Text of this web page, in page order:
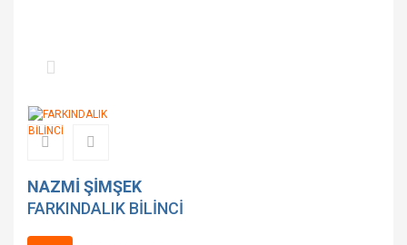
NAZMİ ŞİMŞEK
FARKINDALIK BİLİNCİ